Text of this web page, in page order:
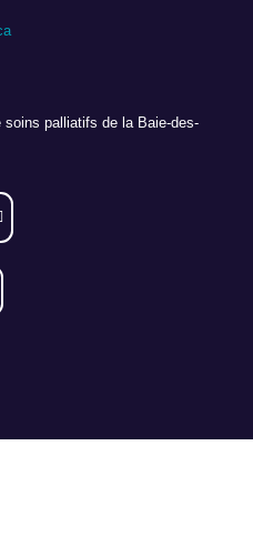
palliatifs de la Baie-des-